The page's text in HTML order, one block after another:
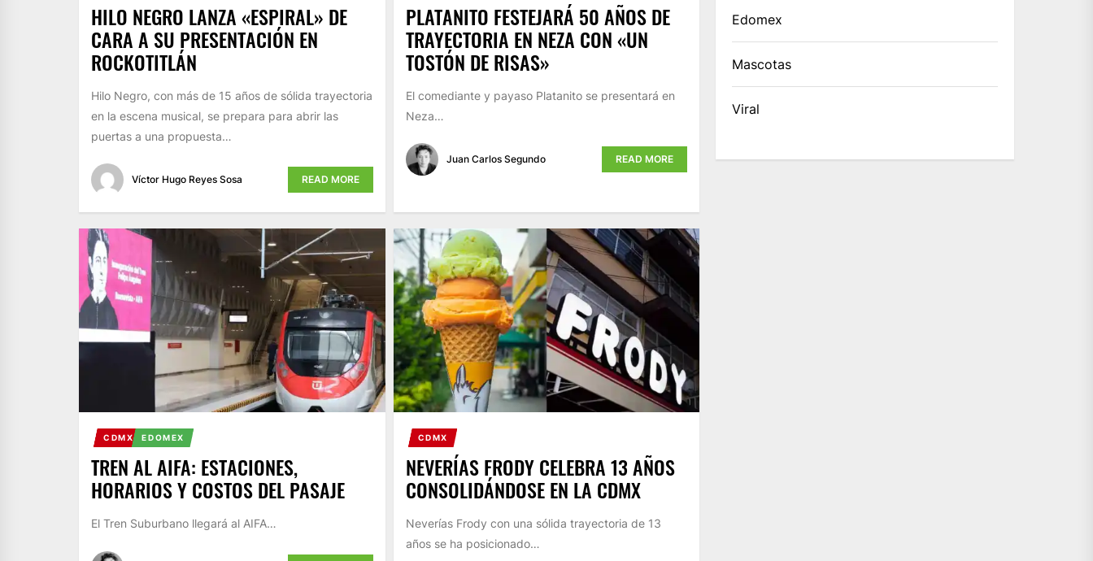
HILO NEGRO LANZA «ESPIRAL» DE
CARA A SU PRESENTACIÓN EN
ROCKOTITLÁN
Hilo Negro, con más de 15 años de sólida trayectoria
en la escena musical, se prepara para abrir las
puertas a una propuesta…
Víctor Hugo Reyes Sosa READ MORE
PLATANITO FESTEJARÁ 50 AÑOS DE
TRAYECTORIA EN NEZA CON «UN
TOSTÓN DE RISAS»
El comediante y payaso Platanito se presentará en
Neza…
Juan Carlos Segundo READ MORE
CDMX EDOMEX
TREN AL AIFA: ESTACIONES,
HORARIOS Y COSTOS DEL PASAJE
El Tren Suburbano llegará al AIFA…
CDMX
NEVERÍAS FRODY CELEBRA 13 AÑOS
CONSOLIDÁNDOSE EN LA CDMX
Neverías Frody con una sólida trayectoria de 13
años se ha posicionado…
Edomex
Mascotas
Viral